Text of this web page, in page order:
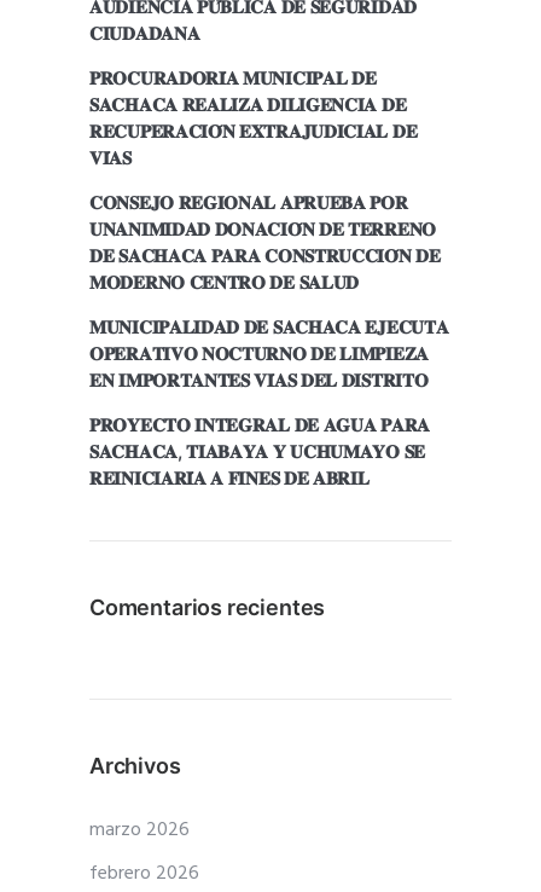
𝐀𝐔𝐃𝐈𝐄𝐍𝐂𝐈𝐀 𝐏𝐔́𝐁𝐋𝐈𝐂𝐀 𝐃𝐄 𝐒𝐄𝐆𝐔𝐑𝐈𝐃𝐀𝐃
𝐂𝐈𝐔𝐃𝐀𝐃𝐀𝐍𝐀
𝐏𝐑𝐎𝐂𝐔𝐑𝐀𝐃𝐎𝐑𝐈́𝐀 𝐌𝐔𝐍𝐈𝐂𝐈𝐏𝐀𝐋 𝐃𝐄
𝐒𝐀𝐂𝐇𝐀𝐂𝐀 𝐑𝐄𝐀𝐋𝐈𝐙𝐀 𝐃𝐈𝐋𝐈𝐆𝐄𝐍𝐂𝐈𝐀 𝐃𝐄
𝐑𝐄𝐂𝐔𝐏𝐄𝐑𝐀𝐂𝐈𝐎́𝐍 𝐄𝐗𝐓𝐑𝐀𝐉𝐔𝐃𝐈𝐂𝐈𝐀𝐋 𝐃𝐄
𝐕𝐈́𝐀𝐒
𝐂𝐎𝐍𝐒𝐄𝐉𝐎 𝐑𝐄𝐆𝐈𝐎𝐍𝐀𝐋 𝐀𝐏𝐑𝐔𝐄𝐁𝐀 𝐏𝐎𝐑
𝐔𝐍𝐀𝐍𝐈𝐌𝐈𝐃𝐀𝐃 𝐃𝐎𝐍𝐀𝐂𝐈𝐎́𝐍 𝐃𝐄 𝐓𝐄𝐑𝐑𝐄𝐍𝐎
𝐃𝐄 𝐒𝐀𝐂𝐇𝐀𝐂𝐀 𝐏𝐀𝐑𝐀 𝐂𝐎𝐍𝐒𝐓𝐑𝐔𝐂𝐂𝐈𝐎́𝐍 𝐃𝐄
𝐌𝐎𝐃𝐄𝐑𝐍𝐎 𝐂𝐄𝐍𝐓𝐑𝐎 𝐃𝐄 𝐒𝐀𝐋𝐔𝐃
𝐌𝐔𝐍𝐈𝐂𝐈𝐏𝐀𝐋𝐈𝐃𝐀𝐃 𝐃𝐄 𝐒𝐀𝐂𝐇𝐀𝐂𝐀 𝐄𝐉𝐄𝐂𝐔𝐓𝐀
𝐎𝐏𝐄𝐑𝐀𝐓𝐈𝐕𝐎 𝐍𝐎𝐂𝐓𝐔𝐑𝐍𝐎 𝐃𝐄 𝐋𝐈𝐌𝐏𝐈𝐄𝐙𝐀
𝐄𝐍 𝐈𝐌𝐏𝐎𝐑𝐓𝐀𝐍𝐓𝐄𝐒 𝐕𝐈́𝐀𝐒 𝐃𝐄𝐋 𝐃𝐈𝐒𝐓𝐑𝐈𝐓𝐎
𝐏𝐑𝐎𝐘𝐄𝐂𝐓𝐎 𝐈𝐍𝐓𝐄𝐆𝐑𝐀𝐋 𝐃𝐄 𝐀𝐆𝐔𝐀 𝐏𝐀𝐑𝐀
𝐒𝐀𝐂𝐇𝐀𝐂𝐀, 𝐓𝐈𝐀𝐁𝐀𝐘𝐀 𝐘 𝐔𝐂𝐇𝐔𝐌𝐀𝐘𝐎 𝐒𝐄
𝐑𝐄𝐈𝐍𝐈𝐂𝐈𝐀𝐑𝐈́𝐀 𝐀 𝐅𝐈𝐍𝐄𝐒 𝐃𝐄 𝐀𝐁𝐑𝐈𝐋
Comentarios recientes
Archivos
marzo 2026
febrero 2026